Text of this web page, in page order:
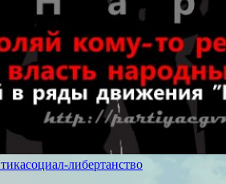
социал-либертанство